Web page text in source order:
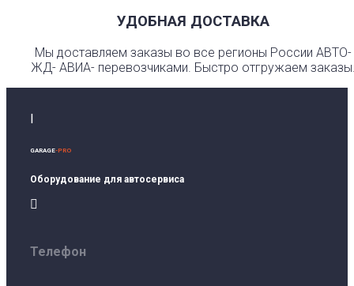
УДОБНАЯ ДОСТАВКА
Мы доставляем заказы во все регионы России АВТО-
ЖД- АВИА- перевозчиками. Быстро отгружаем
I
GARAGE-PRO
Оборудование для автосервиса

Телефон